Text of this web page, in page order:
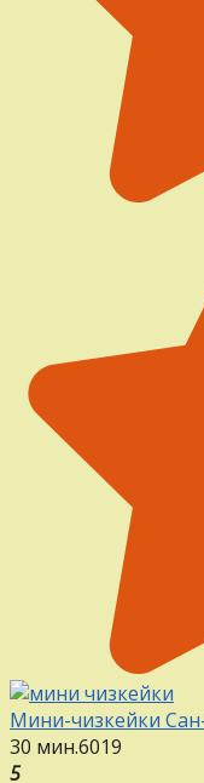
Мини-чизкейки
30 мин.6019
5